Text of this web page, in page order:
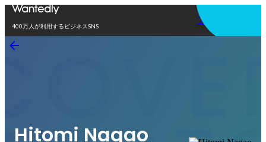
400万人が利用するビジネスSNS
アプリを使う
Hitomi Nagao